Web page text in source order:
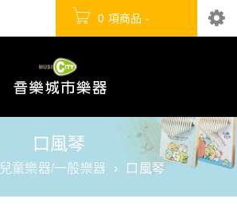
0 項商品 -
口風琴
兒童樂器/一般樂器 › 口風琴